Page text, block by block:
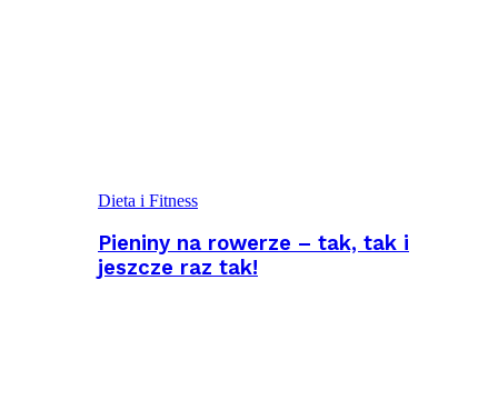
Dieta i Fitness
Pieniny na rowerze – tak, tak i
jeszcze raz tak!